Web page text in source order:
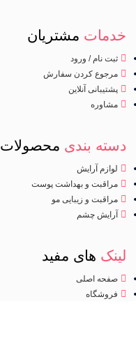
خدمات مشتریان
ثبت نام / ورود
مرجوع کردن سفارش
پشتیبانی آنلاین
مشاوره
دسته بندی محصولات
لوازم آرایش
مراقبت و بهداشت پوست
مراقبت و زیبایی مو
آرایش چشم
لینک های مفید
صفحه اصلی
فروشگاه